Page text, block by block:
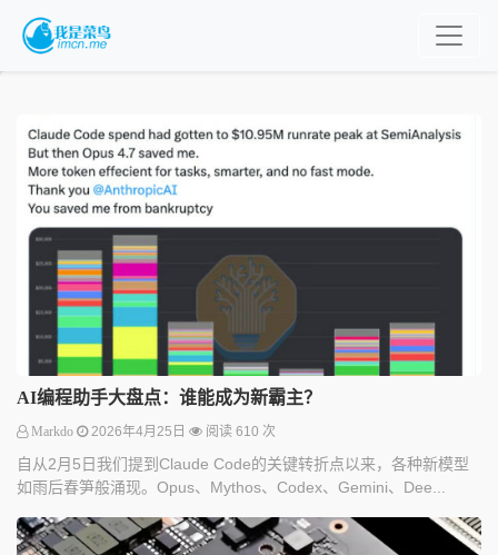
AI编程助手大盘点：谁能成为新霸主？
Markdo 2026年4月25日 阅读 610 次
自从2月5日我们提到Claude Code的关键转折点以来，各种新模型
如雨后春笋般涌现。Opus、Mythos、Codex、Gemini、Dee...